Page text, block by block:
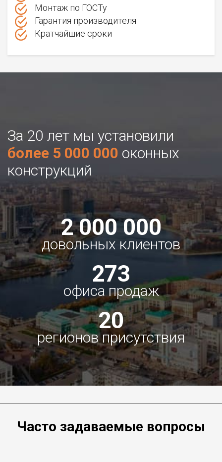
Монтаж по ГОСТу
Гарантия производителя
Кратчайшие сроки
За 20 лет мы установили
более 5 000 000 оконных
конструкций
2 000 000
довольных клиентов
273
офиса продаж
20
регионов присутствия
Часто задаваемые вопросы